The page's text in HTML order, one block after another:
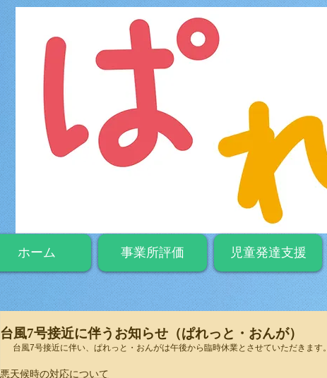
ホーム 事業所評価 児童発達支援
台風7号接近に伴うお知らせ（ぱれっと・おんが）
台風7号接近に伴い、ぱれっと・おんがは午後から臨時休業とさせていただきます。
悪天候時の対応について